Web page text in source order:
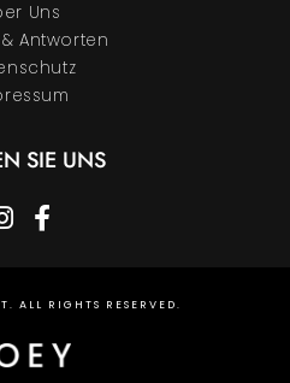
Uns
Antworten
SIE UNS
instagram
ALL RIGHTS RESERVED.